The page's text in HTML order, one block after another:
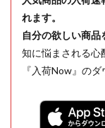
れます。
自分の欲しい商品
知に悩まされる心
『入荷Now』の